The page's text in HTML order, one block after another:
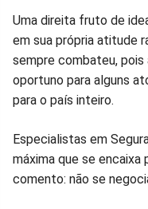
Uma direita fruto de
em sua própria atitude
sempre combateu,
oportuno para alguns
para o país inteiro.
Especialistas em
máxima que se
comento: não se